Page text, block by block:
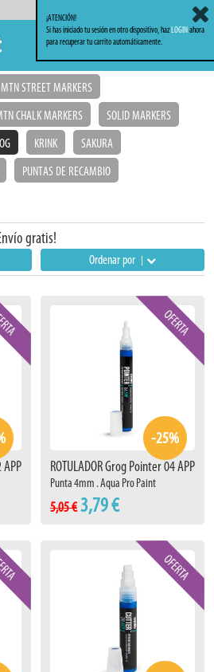
GROG
MTN STREET MARKERS
CHALK MARKERS
SOLID MARKERS
KRINK
SAKURA
PUNTAS DE RECAMBIO
gratis!
Ordenar por
APP
-25%
ROTULADOR Grog Pointer 04 APP
Punta 4mm . Aqua Pro Paint
5,05 € 3,79 €
¡ATENCIÓN!
Si has iniciado tu sesión en otro dispositivo, hazLOGINahora
para recuperar tu carrito automáticamente.